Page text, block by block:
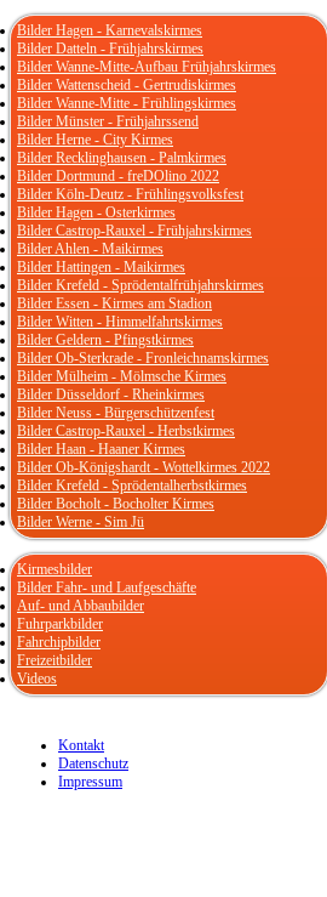
Bilder Hagen - Karnevalskirmes
Bilder Datteln - Frühjahrskirmes
Bilder Wanne-Mitte-Aufbau Frühjahrskirmes
Bilder Wattenscheid - Gertrudiskirmes
Bilder Wanne-Mitte - Frühlingskirmes
Bilder Münster - Frühjahrssend
Bilder Herne - City Kirmes
Bilder Recklinghausen - Palmkirmes
Bilder Dortmund - freDOlino 2022
Bilder Köln-Deutz - Frühlingsvolksfest
Bilder Hagen - Osterkirmes
Bilder Castrop-Rauxel - Frühjahrskirmes
Bilder Ahlen - Maikirmes
Bilder Hattingen - Maikirmes
Bilder Krefeld - Sprödentalfrühjahrskirmes
Bilder Essen - Kirmes am Stadion
Bilder Witten - Himmelfahrtskirmes
Bilder Geldern - Pfingstkirmes
Bilder Ob-Sterkrade - Fronleichnamskirmes
Bilder Mülheim - Mölmsche Kirmes
Bilder Düsseldorf - Rheinkirmes
Bilder Neuss - Bürgerschützenfest
Bilder Castrop-Rauxel - Herbstkirmes
Bilder Haan - Haaner Kirmes
Bilder Ob-Königshardt - Wottelkirmes 2022
Bilder Krefeld - Sprödentalherbstkirmes
Bilder Bocholt - Bocholter Kirmes
Bilder Werne - Sim Jü
Kirmesbilder
Bilder Fahr- und Laufgeschäfte
Auf- und Abbaubilder
Fuhrparkbilder
Fahrchipbilder
Freizeitbilder
Videos
Kontakt
Datenschutz
Impressum